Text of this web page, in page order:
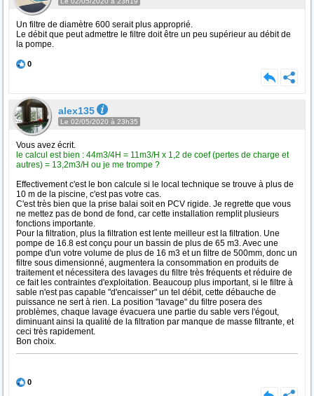
Un filtre de diamètre 600 serait plus approprié.
Le débit que peut admettre le filtre doit être un peu supérieur au débit de
la pompe.
0
alex135
Le 02/05/2020 à 23h35
Vous avez écrit.
le calcul est bien : 44m3/4H = 11m3/H x 1,2 de coef (pertes de charge et
autres) = 13,2m3/H ou je me trompe ?
Effectivement c'est le bon calcule si le local technique se trouve à plus de
10 m de la piscine, c'est pas votre cas.
C'est très bien que la prise balai soit en PCV rigide. Je regrette que vous
ne mettez pas de bond de fond, car cette installation remplit plusieurs
fonctions importante.
Pour la filtration, plus la filtration est lente meilleur est la filtration. Une
pompe de 16.8 est conçu pour un bassin de plus de 65 m3. Avec une
pompe d'un votre volume de plus de 16 m3 et un filtre de 500mm, donc un
filtre sous dimensionné, augmentera la consommation en produits de
traitement et nécessitera des lavages du filtre très fréquents et réduire de
ce fait les contraintes d'exploitation. Beaucoup plus important, si le filtre à
sable n'est pas capable "d'encaisser" un tel débit, cette débauche de
puissance ne sert à rien. La position "lavage" du filtre posera des
problèmes, chaque lavage évacuera une partie du sable vers l'égout,
diminuant ainsi la qualité de la filtration par manque de masse filtrante, et
ceci très rapidement.
Bon choix.
0